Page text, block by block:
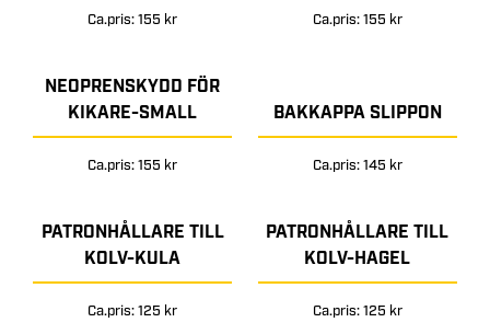
Ca.pris: 155 kr Ca.pris: 155 kr
NEOPRENSKYDD FÖR
KIKARE-SMALL
Ca.pris: 155 kr
BAKKAPPA SLIPPON
Ca.pris: 145 kr
PATRONHÅLLARE TILL
KOLV-KULA
Ca.pris: 125 kr
PATRONHÅLLARE TILL
KOLV-HAGEL
Ca.pris: 125 kr